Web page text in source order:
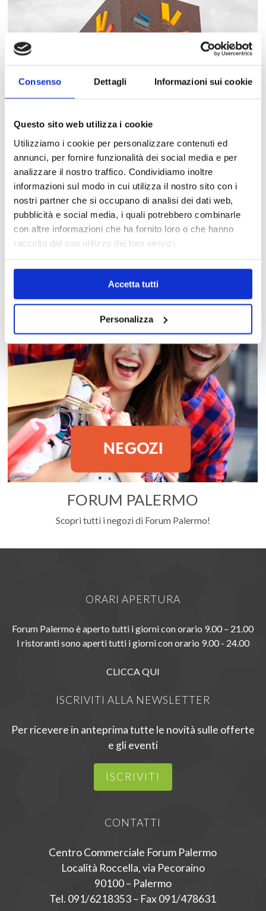
Consenso Dettagli Informazioni sui cookie
Questo sito web utilizza i cookie
Utilizziamo i cookie per personalizzare contenuti ed
annunci, per fornire funzionalità dei social media e per
analizzare il nostro traffico. Condividiamo inoltre
informazioni sul modo in cui utilizza il nostro sito con i
nostri partner che si occupano di analisi dei dati web,
pubblicità e social media, i quali potrebbero combinarle
con altre informazioni che ha fornito loro o che hanno
raccolto dal suo utilizzo dei loro servizi.
Accetta tutti
Personalizza
MAPPA DEL CENTRO
Trova in un attimo il punto vendita che ti interessa!
FORUM PALERMO
Scopri tutti i negozi di Forum Palermo!
ORARI APERTURA
Forum Palermo è aperto tutti i giorni con orario 9.00 – 21.00
I ristoranti sono aperti tutti i giorni con orario 9.00 - 24.00
CLICCA QUI
ISCRIVITI ALLA NEWSLETTER
Per ricevere in anteprima tutte le novità sulle offerte
e gli eventi
ISCRIVITI
CONTATTI
Centro Commerciale Forum Palermo
Località Roccella, via Pecoraino
90100 – Palermo
Tel. 091/6218353 – Fax 091/478631